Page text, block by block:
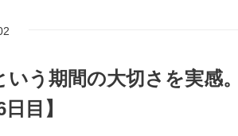
いう期間の大切さを実感
目】